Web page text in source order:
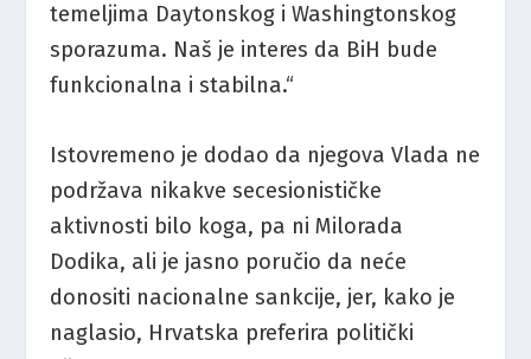
temeljima Daytonskog i Washingtonskog
sporazuma. Naš je interes da BiH bude
funkcionalna i stabilna.“
Istovremeno je dodao da njegova Vlada ne
podržava nikakve secesionističke
aktivnosti bilo koga, pa ni Milorada
Dodika, ali je jasno poručio da neće
donositi nacionalne sankcije, jer, kako je
naglasio, Hrvatska preferira politički